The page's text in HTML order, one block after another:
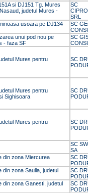
si DJ151 Tg. Mures
judetul Mures -
SC
SRL
usoara pe DJ134
SC
unui pod nou pe
- faza SF
SC
Mures pentru
SC
Mures pentru
Sighisoara
SC
Mures pentru
SC
SC
SA
din zona Miercurea
SC
din zona Saulia, judetul
SC
din zona Ganesti, judetul
SC